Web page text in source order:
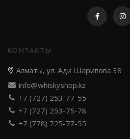
КОНТАКТЫ
Алматы, ул. Ади Шарипова 38
info@whiskyshop.kz
+7 (727) 253-77-55
+7 (727) 253-75-78
+7 (778) 725-77-55